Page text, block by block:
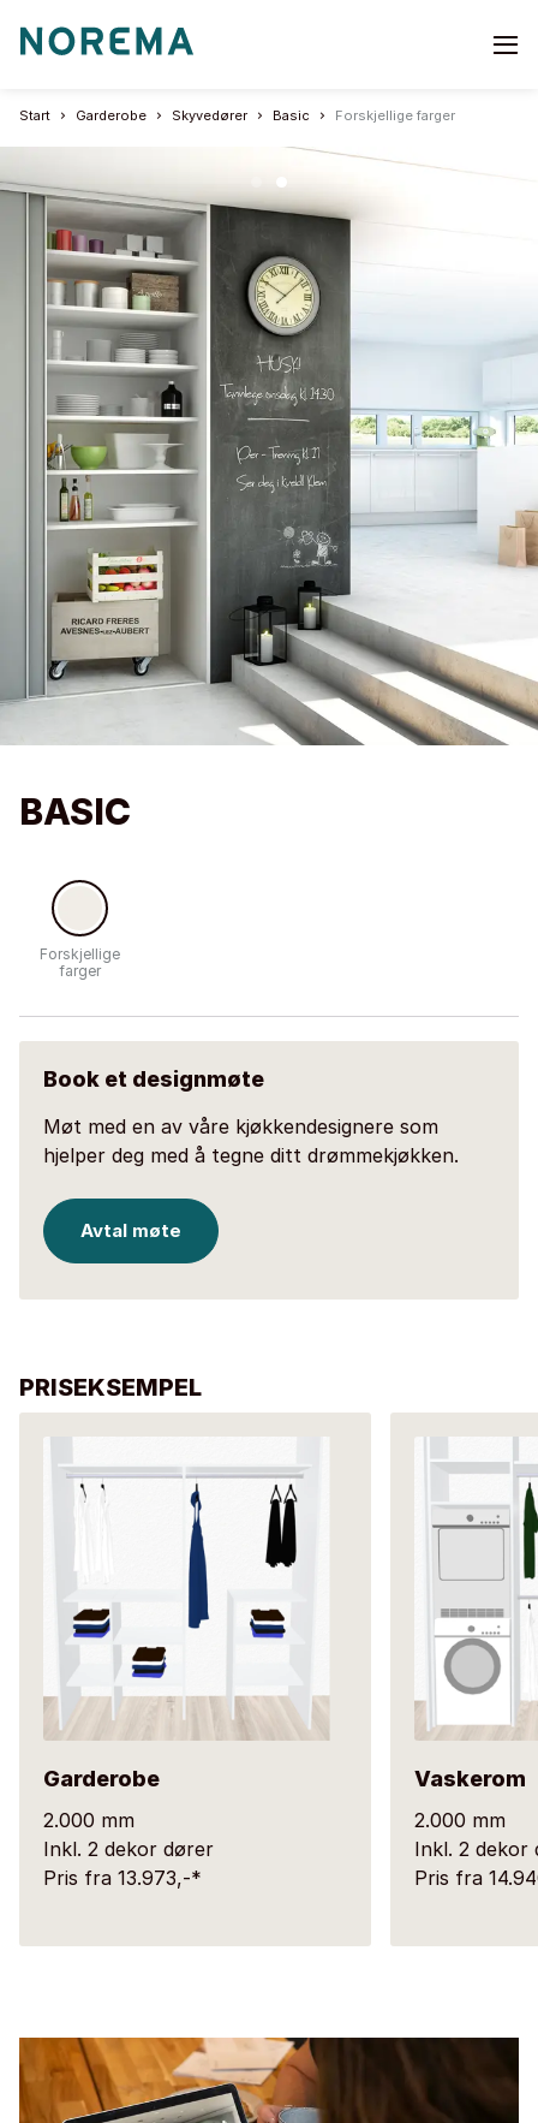
Go
page
Start Garderobe Skyvedører Basic Forskjellige farger
BASIC
Forskjellige
farger
Book et designmøte
Møt med en av våre kjøkkendesignere som
hjelper deg med å tegne ditt drømmekjøkken.
Avtal møte
PRISEKSEMPEL
Garderobe
2.000 mm
Inkl. 2 dekor dører
Pris fra 13.973,-*
Vaskerom
2.000 mm
Inkl. 2 dekor
Pris fra